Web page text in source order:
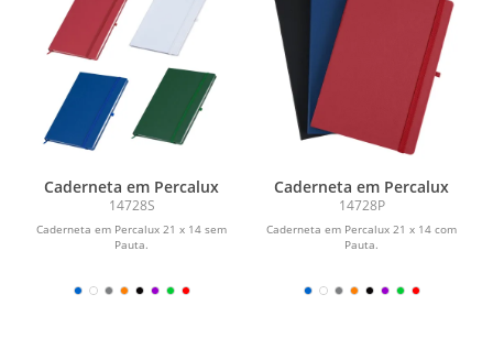
Caderneta em Percalux
14728S
Caderneta em Percalux 21 x 14 sem
Pauta.
Caderneta em Percalux
14728P
Caderneta em Percalux 21 x 14 com
Pauta.